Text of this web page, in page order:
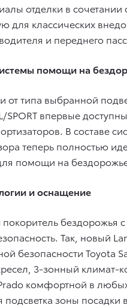
отделки в
для классических
и переднего
помощи на
от типа выбранной
SPORT впервые
В составе
теперь полностью
помощи на
и оснащение
бездорожья
Так, новый
безопасности Toyota
3-зонный
комфортной в
подсветка зоны